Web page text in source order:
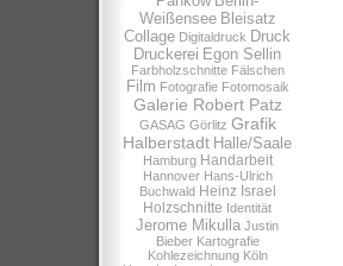
Weißensee Bleisatz
Collage Digitaldruck Druck
Druckerei Egon Sellin
Farbholzschnitte Fälschen
Film Fotografie Fotomosaik
Galerie Robert Patz
GASAG Görlitz Grafik
Halberstadt Halle/Saale
Hamburg Handarbeit
Hannover Hans-Ulrich
Buchwald Heinz Israel
Holzschnitte Identität
Jerome Mikulla Justin
Bieber Kartografie
Kohlezeichnung Köln